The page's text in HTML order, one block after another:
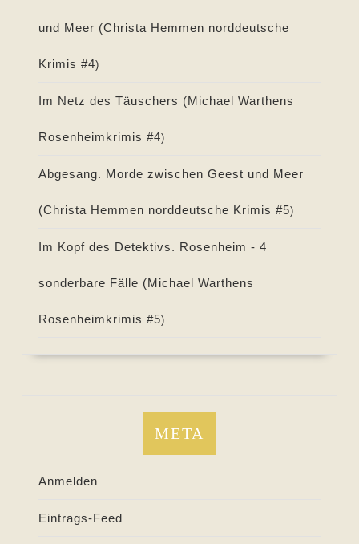
und Meer (Christa Hemmen norddeutsche
Krimis #4)
Im Netz des Täuschers (Michael Warthens
Rosenheimkrimis #4)
Abgesang. Morde zwischen Geest und Meer
(Christa Hemmen norddeutsche Krimis #5)
Im Kopf des Detektivs. Rosenheim - 4
sonderbare Fälle (Michael Warthens
Rosenheimkrimis #5)
META
Anmelden
Eintrags-Feed